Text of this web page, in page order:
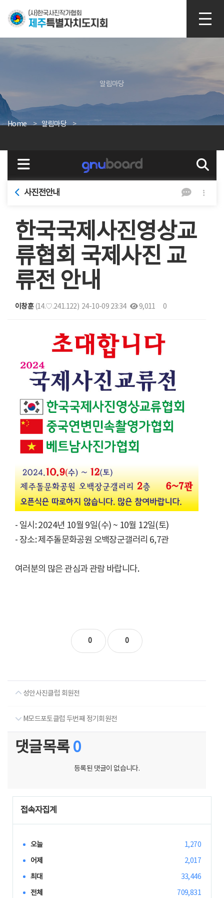
알림마당
Home 알림마당
사진전안내
한국국제사진영상교
류협회 국제사진 교
류전 안내
이창훈(14.♡.241.122) 24-10-09 23:34 9,011 0
- 일시: 2024년 10월 9일(수) ~ 10월 12일(토)
- 장소: 제주돌문화공원 오백장군갤러리 6,7관
여러분의 많은 관심과 관람 바랍니다.
0 0
성안사진클럽 회원전
M모드포토클럽 두번째 정기회원전
댓글목록 0
등록된 댓글이 없습니다.
접속자집계
오늘
1,270
어제
2,017
최대
33,446
전체
709,831